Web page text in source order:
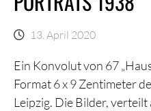
13. April 2020
Ein Konvolut von 67
Format 6 x 9 Zentimeter
Leipzig. Die Bilder,